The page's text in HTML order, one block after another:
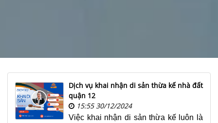
TỤC
VĂN
BẢN
Dịch vụ khai nhận di sản thừa kế nhà đất
quận 12
15:55 30/12/2024
Việc khai nhận di sản thừa kế luôn là